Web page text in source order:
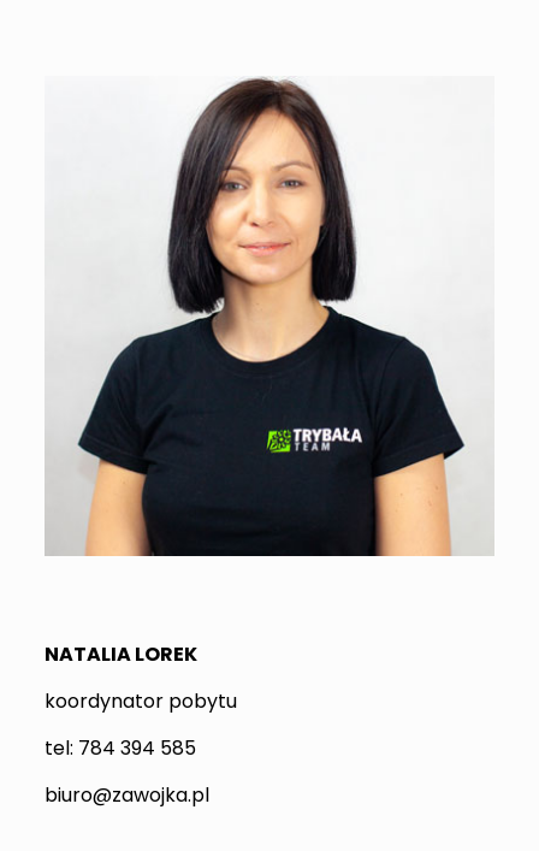
NATALIA LOREK
koordynator pobytu
tel: 784 394 585
biuro@zawojka.pl